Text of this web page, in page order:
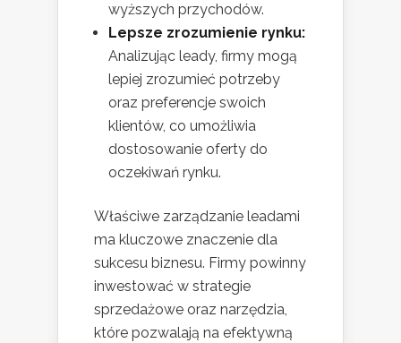
wyższych przychodów.
Lepsze zrozumienie rynku:
Analizując leady, firmy mogą
lepiej zrozumieć potrzeby
oraz preferencje swoich
klientów, co umożliwia
dostosowanie oferty do
oczekiwań rynku.
Właściwe zarządzanie leadami
ma kluczowe znaczenie dla
sukcesu biznesu. Firmy powinny
inwestować w strategie
sprzedażowe oraz narzędzia,
które pozwalają na efektywną